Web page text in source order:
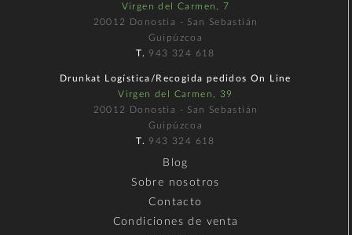
Virgen del Carmen, 7
20012 Donostia - San Sebastián
Guipúzcoa
T. 943 324 618
Drunkat Logística/Recogida pedidos On Line
Virgen del Carmen, 39
20012 Donostia - San Sebastián
Guipúzcoa
T. 943 324 618
Blog
Sobre nosotros
Contacto
Condiciones de venta